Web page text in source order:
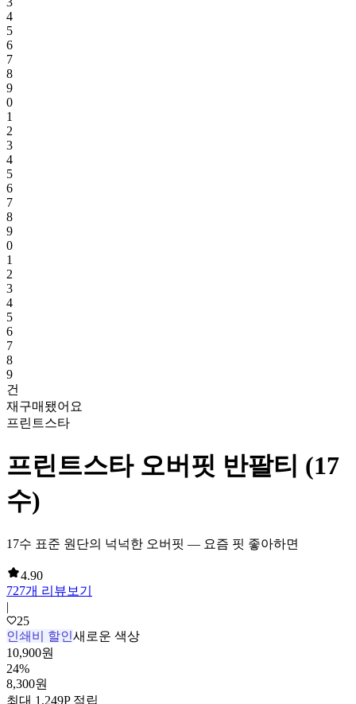
4
5
6
7
8
9
0
1
2
3
4
5
6
7
8
9
0
1
2
3
4
5
6
7
8
9
건
재구매됐어요
프린트스타
프린트스타 오버핏 반팔티 (17
수)
17수 표준 원단의 넉넉한 오버핏 — 요즘 핏 좋아하면
4.90
727개 리뷰보기
|
25
인쇄비 할인 새로운 색상
10,900원
24%
8,300원
최대 1,249P 적립